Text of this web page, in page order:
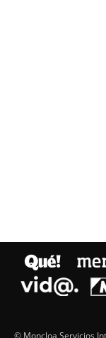
© Moncloa Servicios